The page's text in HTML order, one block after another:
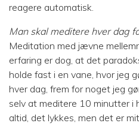
reagere automatisk.
Man skal meditere hver dag
Meditation med jævne
erfaring er dog, at det
holde fast i en vane, hvor jeg
hver dag, frem for noget jeg
selv at meditere 10 minutter i
altid, det lykkes, men det er